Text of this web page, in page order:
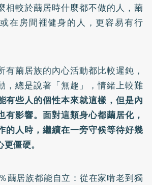
相較於繭居時什麼都不做的人，繭
在房間裡健身的人，更容易有行
有繭居族的內心活動都比較遲鈍，
，總是說著「無趣」，情緒上較難
有些人的個性本來就這樣，但是內
有影響。面對這類身心都繭居化，
的人時，繼續在一旁守候等待好幾
僵硬。
繭居族都能自立：從在家啃老到獨